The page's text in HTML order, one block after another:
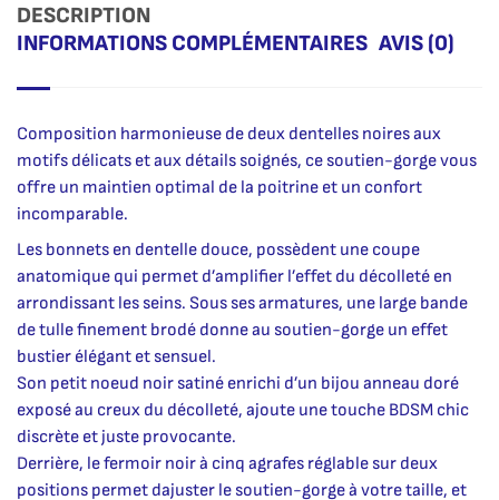
DESCRIPTION
INFORMATIONS COMPLÉMENTAIRES AVIS (0)
Composition harmonieuse de deux dentelles noires aux
motifs délicats et aux détails soignés, ce soutien-gorge vous
offre un maintien optimal de la poitrine et un confort
incomparable.
Les bonnets en dentelle douce, possèdent une coupe
anatomique qui permet d’amplifier l’effet du décolleté en
arrondissant les seins. Sous ses armatures, une large bande
de tulle finement brodé donne au soutien-gorge un effet
bustier élégant et sensuel.
Son petit noeud noir satiné enrichi d’un bijou anneau doré
exposé au creux du décolleté, ajoute une touche BDSM chic
discrète et juste provocante.
Derrière, le fermoir noir à cinq agrafes réglable sur deux
positions permet dajuster le soutien-gorge à votre taille, et